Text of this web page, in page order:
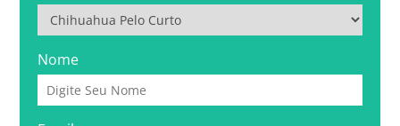
Nome